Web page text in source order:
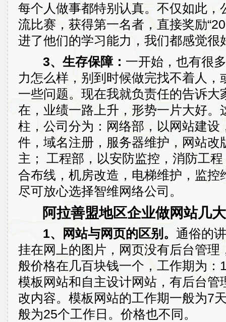
每个人做事都特别认真。不仅如此，
流比赛，获得第一名者，直接奖励
进了他们的学习能力，我们都感觉很
3、生存保障： 一开始，也有很
力怎么样，别到时候做完找不着人
一些问题。现在我就负责任的告诉
在，业绩一路上升，形势一片大好。
柱，公司分为：网络部，以网站建设
件，域名注册，服务器维护，网站改
主；
工程部，以安防监控，消防工
合布线，机房改造，电梯维护，监控
尽可放心选择智维网络公司。
阿拉善盟地区企业做网站几
1、网站与网页的区别。 通俗的
挂在网上的图片，网页没有后台管理
般价格在几百块钱一个，工作期为
模板网站和自主设计网站，有后台管
改内容。模板网站的工作期一般为7
般为25个工作日。价格也不同。